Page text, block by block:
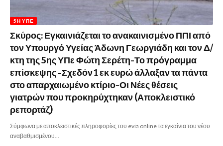
5Η ΥΠΕ
Σκύρος: Εγκαινιάζεται το ανακαινισμένο ΠΠΙ από
τον Υπουργό Υγείας Άδωνη Γεωργιάδη και τον Δ/
κτη της 5ης ΥΠε Φώτη Σερέτη-Το πρόγραμμα
επίσκεψης -Σχεδόν 1 εκ ευρώ άλλαξαν τα πάντα
στο απαρχαιωμένο κτίριο-Οι Νέες θέσεις
γιατρών που προκηρύχτηκαν (Αποκλειστικό
ρεπορτάζ)
Σύμφωνα με αποκλειστικές πληροφορίες του evia online τα εγκαίνια του νέου
αναβαθμισμένου…